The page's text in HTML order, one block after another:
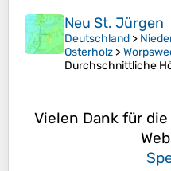
Neu St. Jürgen
Deutschland >
Osterholz >
Durchschnittliche
Vielen Dank für